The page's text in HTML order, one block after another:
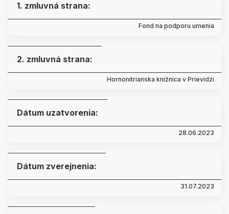
1. zmluvná strana:
Fond na podporu umenia
2. zmluvná strana:
Hornonitrianska knižnica v Prievidzi
Dátum uzatvorenia:
28.06.2023
Dátum zverejnenia:
31.07.2023